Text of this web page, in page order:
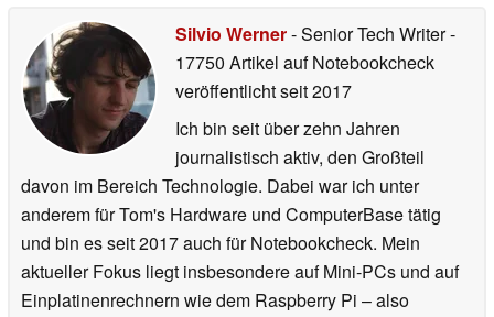
Silvio Werner- Senior Tech Writer-
17750 Artikel auf Notebookcheck
veröffentlichtseit 2017
Ich bin seit über zehn Jahren
journalistisch aktiv, den Großteil
davon im Bereich Technologie. Dabei war ich unter
anderem für Tom's Hardware und ComputerBase tätig
und bin es seit 2017 auch für Notebookcheck. Mein
aktueller Fokus liegt insbesondere auf Mini-PCs und auf
Einplatinenrechnern wie dem Raspberry Pi – also